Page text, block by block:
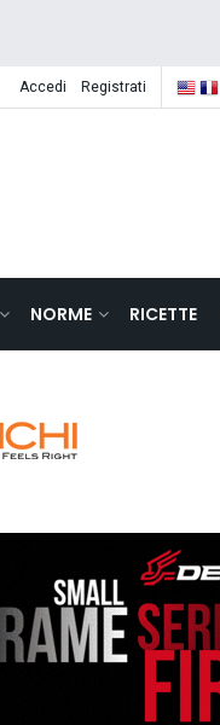
Accedi Registrati
NORME RICETTE